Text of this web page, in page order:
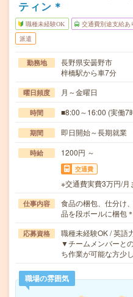
ティン＊
職種未経験OK 交通費別途支給あ
派遣
勤務地
長野県安曇野市
梓橋駅から車7分
曜日頻度 月～金曜日
時間 ■8:00～16:00 (実働7
期間 即日開始～長期就業
時給 1200円 ～
交通費
※交通費実費3万円/月
仕事内容
食品の梱包、仕分け
品を段ボールに梱包
応募資格
職種未経験OK / 英語
▼チームメンバーと
ち作業が可能な方少
職場の雰囲気